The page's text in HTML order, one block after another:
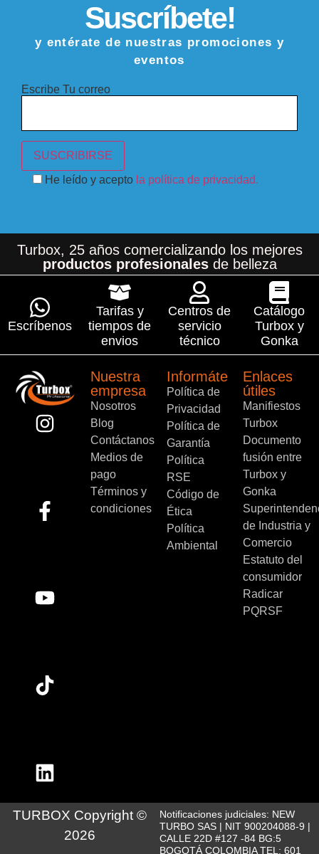
Suscríbete!
y entérate de nuestras promociones y
eventos
Escribe Tu correo
He leído y acepto la política de privacidad.
Turbox, 25 años comercializando los mejores
productos profesionalesde belleza
Escríbenos
Tarifas y
tiempos de
envios
Centros de
servicio
técnico
Catálogo
Turbox y
Gonka
Nuestra
empresa
Nosotros
Blog
Contáctanos
Medios de
pago
Términos y
condiciones
Informáte
Política de
Privacidad
Política de
Garantía
Política
RSE
Código de
Ética
Política
Ambiental
Enlaces
útiles
Manifiestos
Turbox
Documento
fusión entre
Turbox y
Gonka
de Industria y
Comercio
Estatuto del
consumidor
Radicar
PQRSF
TURBOX Copyright ©
2026
Notificaciones judiciales: NEW
TURBO SAS | NIT 900204088-9 |
CALLE 22D #127 -84 BG:5
BOGOTÁ COLOMBIA TEL: 601